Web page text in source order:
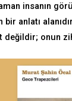
insanın
bir anlatı
onun